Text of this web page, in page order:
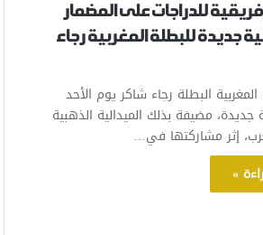
للدراجات على المضمار
جديدة للبطلة المغربية رجاء
المغربية البطلة رجاء شاكر يوم الأحد
جديدة، مضيفة بذلك الميدالية الذهبية
إثر مشاركتها في…
»